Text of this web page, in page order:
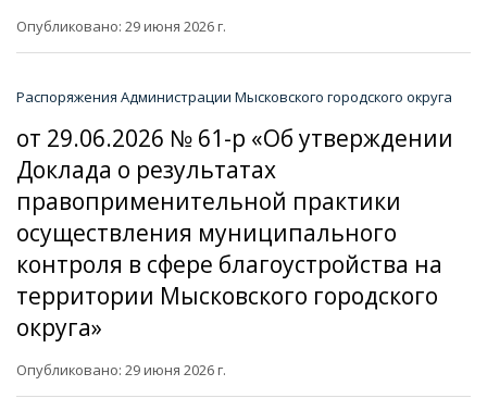
Опубликовано: 29 июня 2026 г.
Распоряжения Администрации Мысковского городского округа
от 29.06.2026 № 61-р «Об утверждении
Доклада о результатах
правоприменительной практики
осуществления муниципального
контроля в сфере благоустройства на
территории Мысковского городского
округа»
Опубликовано: 29 июня 2026 г.